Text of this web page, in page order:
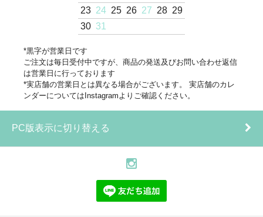
23 24 25 26 27 28 29
30 31
*黒字が営業日です
ご注文は毎日受付中ですが、商品の発送及びお問い合わせ返信
は営業日に行っております
*実店舗の営業日とは異なる場合がございます。 実店舗のカレ
ンダーについてはInstagramよりご確認ください。
PC版表示に切り替える